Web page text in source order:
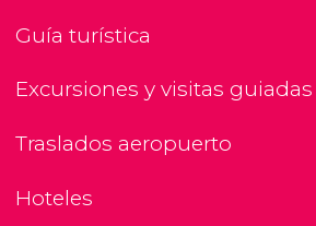
Guía turística
Excursiones y visitas guiadas
Traslados aeropuerto
Hoteles